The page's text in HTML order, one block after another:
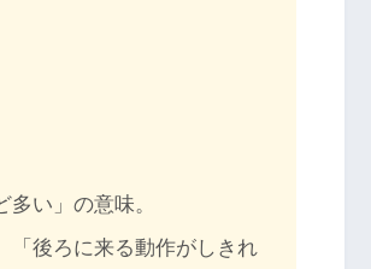
い」の意味。
「後ろに来る動作がしきれ